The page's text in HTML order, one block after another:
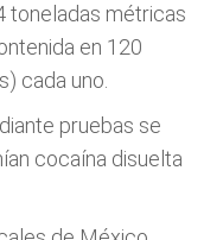
toneladas métricas
en 120
cada uno.
pruebas se
cocaína disuelta